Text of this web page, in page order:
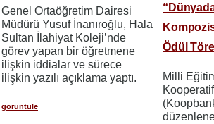
Genel Ortaöğretim Dairesi
Müdürü Yusuf İnanıroğlu, Hala
Sultan İlahiyat Koleji’nde
görev yapan bir öğretmene
ilişkin iddialar ve sürece
ilişkin yazılı açıklama yaptı.
görüntüle
Ödül
Milli